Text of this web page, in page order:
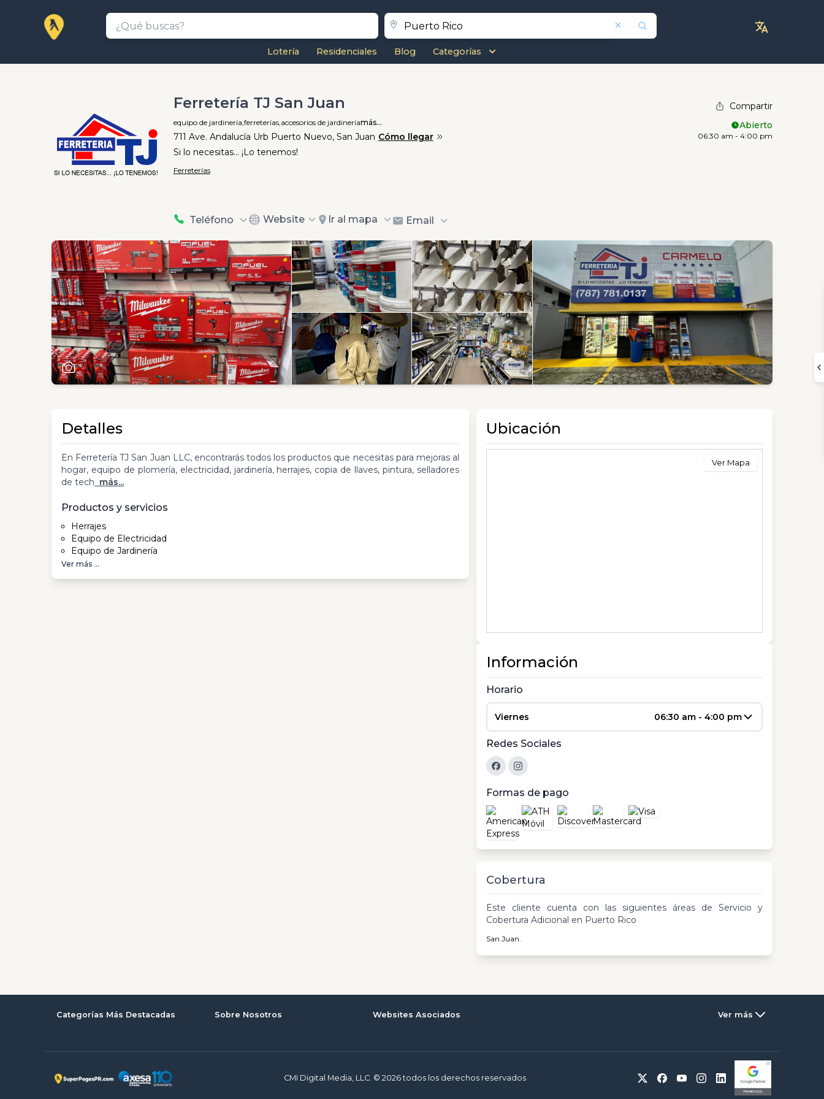
Lotería Residenciales Blog Categorías
Ferretería TJ San Juan
equipo de jardinería,ferreterías,accesorios de jardineríamás...
711 Ave. Andalucía Urb Puerto Nuevo, San Juan Cómo llegar
Si lo necesitas... ¡Lo tenemos!
Ferreterías
Teléfono Website Ir al mapa Email
Compartir
Abierto
06:30 am - 4:00 pm
Detalles
En Ferretería TJ San Juan LLC, encontrarás todos los productos que necesitas para mejoras al
hogar, equipo de plomería, electricidad, jardinería, herrajes, copia de llaves, pintura, selladores
de tech más...
Productos y servicios
Herrajes
Equipo de Electricidad
Equipo de Jardinería
Ver más ...
Ubicación
Ver Mapa
Información
Horario
Viernes 06:30 am - 4:00 pm
Redes Sociales
Formas de pago
Cobertura
Este cliente cuenta con las siguientes áreas de Servicio y
Cobertura Adicional en Puerto Rico
San Juan.
Categorías Más Destacadas Sobre Nosotros Websites Asociados Ver más
CMI Digital Media, LLC. © 2026 todos los derechos reservados